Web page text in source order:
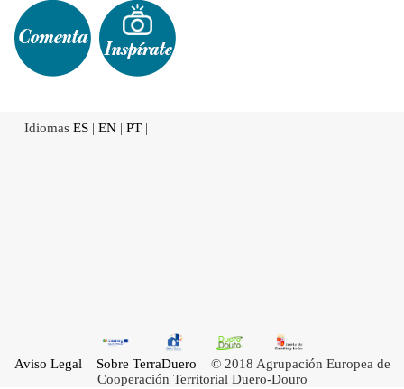
Idiomas ES | EN | PT |
Aviso Legal Sobre TerraDuero © 2018 Agrupación Europea de
Cooperación Territorial Duero-Douro